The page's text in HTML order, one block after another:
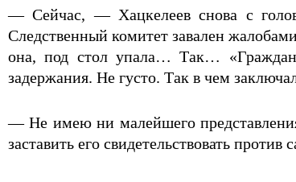
— Сейчас, — Хацкелеев снова с
Следственный комитет завален
она, под стол упала… Так…
задержания. Не густо. Так в чем
— Не имею ни малейшего
заставить его свидетельствовать против